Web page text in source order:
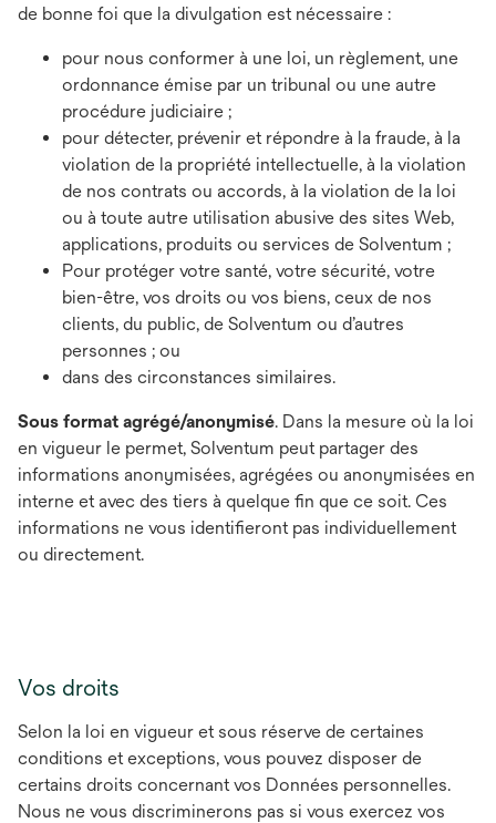
de bonne foi que la divulgation est nécessaire :
pour nous conformer à une loi, un règlement, une
ordonnance émise par un tribunal ou une autre
procédure judiciaire ;
pour détecter, prévenir et répondre à la fraude, à la
violation de la propriété intellectuelle, à la violation
de nos contrats ou accords, à la violation de la loi
ou à toute autre utilisation abusive des sites Web,
applications, produits ou services de Solventum ;
Pour protéger votre santé, votre sécurité, votre
bien-être, vos droits ou vos biens, ceux de nos
clients, du public, de Solventum ou d’autres
personnes ; ou
dans des circonstances similaires.
Sous format agrégé/anonymisé. Dans la mesure où la loi
en vigueur le permet, Solventum peut partager des
informations anonymisées, agrégées ou anonymisées en
interne et avec des tiers à quelque fin que ce soit. Ces
informations ne vous identifieront pas individuellement
ou directement.
Vos droits
Selon la loi en vigueur et sous réserve de certaines
conditions et exceptions, vous pouvez disposer de
certains droits concernant vos Données personnelles.
Nous ne vous discriminerons pas si vous exercez vos